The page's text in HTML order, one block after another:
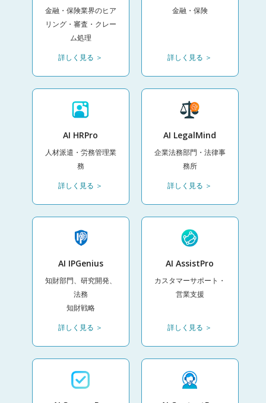
金融・保険業界のヒア
リング・審査・クレー
ム処理
詳しく見る ＞
金融・保険
詳しく見る ＞
AI HRPro
人材派遣・労務管理業
務
詳しく見る ＞
AI LegalMind
企業法務部門・法律事
務所
詳しく見る ＞
AI IPGenius
知財部門、研究開発、
法務
知財戦略
詳しく見る ＞
AI AssistPro
カスタマーサポート・
営業支援
詳しく見る ＞